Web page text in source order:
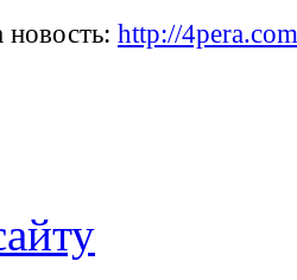
новость: http://